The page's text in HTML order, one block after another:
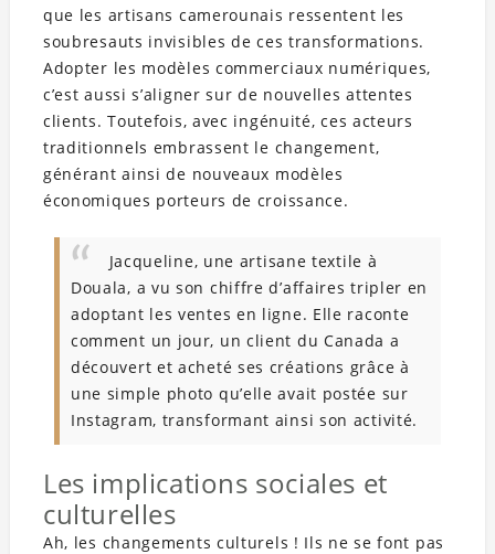
que les artisans camerounais ressentent les
soubresauts invisibles de ces transformations.
Adopter les modèles commerciaux numériques,
c’est aussi s’aligner sur de nouvelles attentes
clients. Toutefois, avec ingénuité, ces acteurs
traditionnels embrassent le changement,
générant ainsi de nouveaux modèles
économiques porteurs de croissance.
Jacqueline, une artisane textile à
Douala, a vu son chiffre d’affaires tripler en
adoptant les ventes en ligne. Elle raconte
comment un jour, un client du Canada a
découvert et acheté ses créations grâce à
une simple photo qu’elle avait postée sur
Instagram, transformant ainsi son activité.
Les implications sociales et
culturelles
Ah, les changements culturels ! Ils ne se font pas